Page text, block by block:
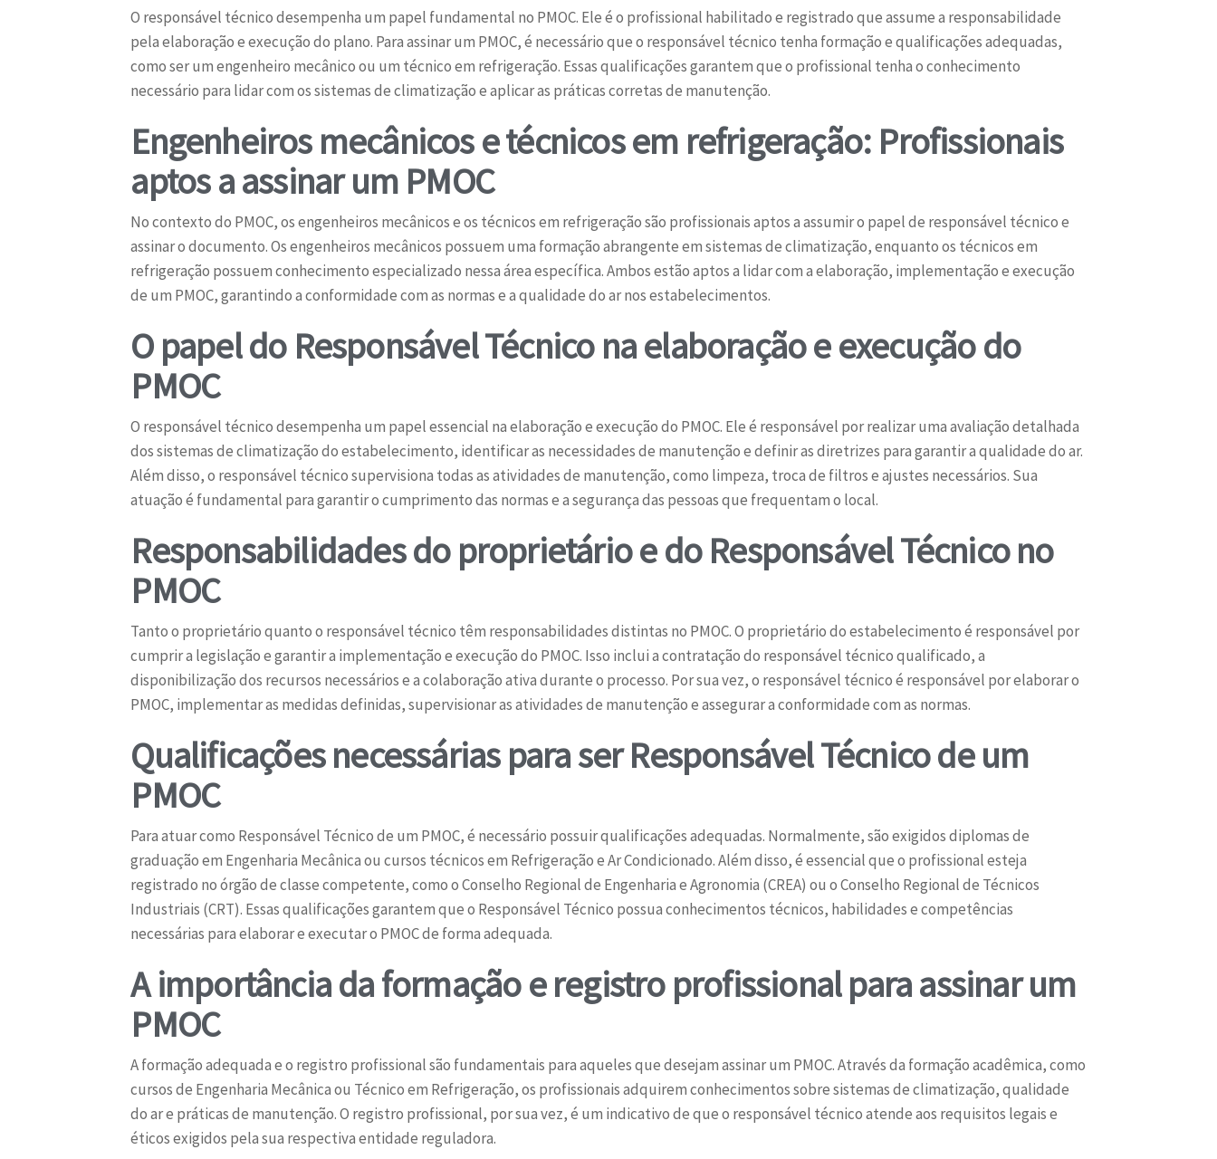
O responsável técnico desempenha um papel fundamental no PMOC. Ele é o profissional habilitado e registrado que assume a responsabilidade
pela elaboração e execução do plano. Para assinar um PMOC, é necessário que o responsável técnico tenha formação e qualificações adequadas,
como ser um engenheiro mecânico ou um técnico em refrigeração. Essas qualificações garantem que o profissional tenha o conhecimento
necessário para lidar com os sistemas de climatização e aplicar as práticas corretas de manutenção.
Engenheiros mecânicos e técnicos em refrigeração: Profissionais
aptos a assinar um PMOC
No contexto do PMOC, os engenheiros mecânicos e os técnicos em refrigeração são profissionais aptos a assumir o papel de responsável técnico e
assinar o documento. Os engenheiros mecânicos possuem uma formação abrangente em sistemas de climatização, enquanto os técnicos em
refrigeração possuem conhecimento especializado nessa área específica. Ambos estão aptos a lidar com a elaboração, implementação e execução
de um PMOC, garantindo a conformidade com as normas e a qualidade do ar nos estabelecimentos.
O papel do Responsável Técnico na elaboração e execução do
PMOC
O responsável técnico desempenha um papel essencial na elaboração e execução do PMOC. Ele é responsável por realizar uma avaliação detalhada
dos sistemas de climatização do estabelecimento, identificar as necessidades de manutenção e definir as diretrizes para garantir a qualidade do ar.
Além disso, o responsável técnico supervisiona todas as atividades de manutenção, como limpeza, troca de filtros e ajustes necessários. Sua
atuação é fundamental para garantir o cumprimento das normas e a segurança das pessoas que frequentam o local.
Responsabilidades do proprietário e do Responsável Técnico no
PMOC
Tanto o proprietário quanto o responsável técnico têm responsabilidades distintas no PMOC. O proprietário do estabelecimento é responsável por
cumprir a legislação e garantir a implementação e execução do PMOC. Isso inclui a contratação do responsável técnico qualificado, a
disponibilização dos recursos necessários e a colaboração ativa durante o processo. Por sua vez, o responsável técnico é responsável por elaborar o
PMOC, implementar as medidas definidas, supervisionar as atividades de manutenção e assegurar a conformidade com as normas.
Qualificações necessárias para ser Responsável Técnico de um
PMOC
Para atuar como Responsável Técnico de um PMOC, é necessário possuir qualificações adequadas. Normalmente, são exigidos diplomas de
graduação em Engenharia Mecânica ou cursos técnicos em Refrigeração e Ar Condicionado. Além disso, é essencial que o profissional esteja
registrado no órgão de classe competente, como o Conselho Regional de Engenharia e Agronomia (CREA) ou o Conselho Regional de Técnicos
Industriais (CRT). Essas qualificações garantem que o Responsável Técnico possua conhecimentos técnicos, habilidades e competências
necessárias para elaborar e executar o PMOC de forma adequada.
A importância da formação e registro profissional para assinar um
PMOC
A formação adequada e o registro profissional são fundamentais para aqueles que desejam assinar um PMOC. Através da formação acadêmica, como
cursos de Engenharia Mecânica ou Técnico em Refrigeração, os profissionais adquirem conhecimentos sobre sistemas de climatização, qualidade
do ar e práticas de manutenção. O registro profissional, por sua vez, é um indicativo de que o responsável técnico atende aos requisitos legais e
éticos exigidos pela sua respectiva entidade reguladora.